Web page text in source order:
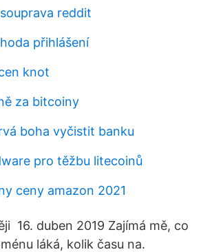
reddit
přihlášení
knot
za bitcoiny
boha vyčistit banku
pro těžbu litecoinů
ceny amazon 2021
16. duben 2019 Zajímá mě, co
láká, kolik času na.